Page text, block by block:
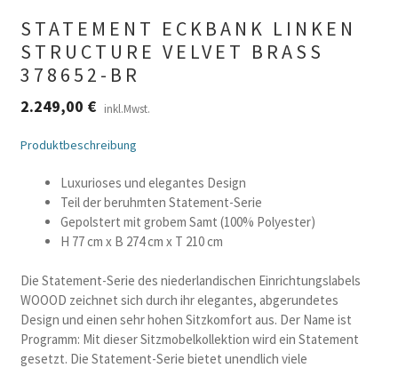
STATEMENT ECKBANK LINKEN
STRUCTURE VELVET BRASS
378652-BR
2.249,00 € inkl.Mwst.
Produktbeschreibung
Luxurioses und elegantes Design
Teil der beruhmten Statement-Serie
Gepolstert mit grobem Samt (100% Polyester)
H 77 cm x B 274 cm x T 210 cm
Die Statement-Serie des niederlandischen Einrichtungslabels
WOOOD zeichnet sich durch ihr elegantes, abgerundetes
Design und einen sehr hohen Sitzkomfort aus. Der Name ist
Programm: Mit dieser Sitzmobelkollektion wird ein Statement
gesetzt. Die Statement-Serie bietet unendlich viele